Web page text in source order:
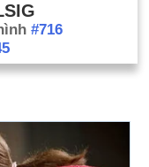
#716